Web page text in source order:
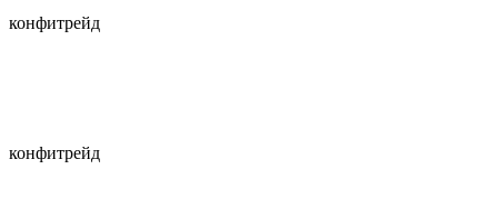
конфитрейд
конфитрейд